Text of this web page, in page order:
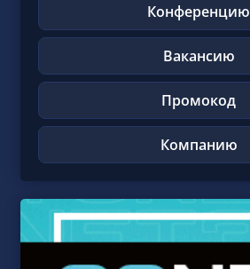
Конференцию
Вакансию
Промокод
Компанию